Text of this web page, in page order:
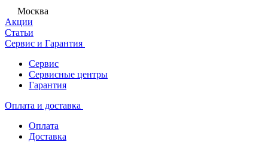
Москва
Акции
Статьи
Сервис и Гарантия
Сервис
Сервисные центры
Гарантия
Оплата и доставка
Оплата
Доставка